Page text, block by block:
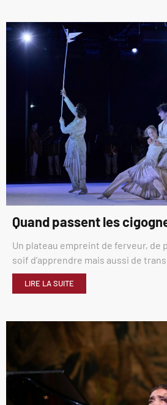
Quand passent les
Un plateau empreint de ferveur, de
soif d’apprendre mais aussi de
LIRE LA SUITE